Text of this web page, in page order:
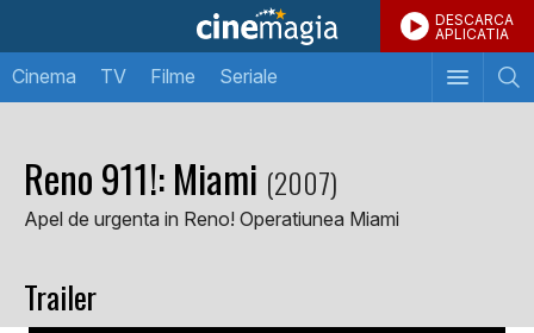
DESCARCA
APLICATIA
Cinema TV Filme Seriale
Reno 911!: Miami (2007)
Apel de urgenta in Reno! Operatiunea Miami
Trailer